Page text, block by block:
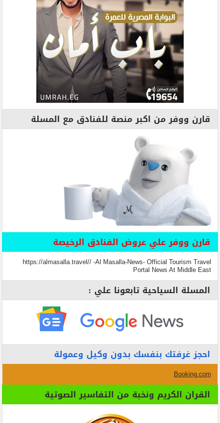
قارن ووفر من اكبر منصة للفنادق مع المسلة
قارن ووفر علي عروض الفنادق الرخيصة
https://almasalla.travel// -Al Masalla-News- Official Tourism Travel
Portal News At Middle East
المسلة السياحية تابعونا علي :
احجز غرفتك بنفسك بدون وكيل وعمولة
Booking.com
القران الكريم ونخبة من التفاسير الصوتية